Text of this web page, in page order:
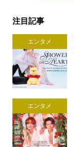
注目記事
エンタメ
エンタメ